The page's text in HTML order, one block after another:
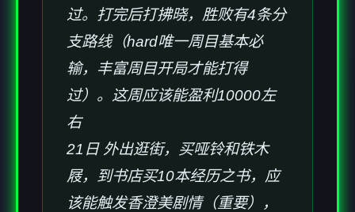
过。打完后打拂晓，胜败有4条分
支路线（hard唯一周目基本必
输，丰富周目开局才能打得
过）。这周应该能盈利10000左
右
21日 外出逛街，买哑铃和铁木
屐，到书店买10本经历之书，应
该能触发香澄美剧情（重要），